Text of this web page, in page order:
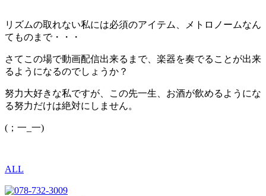
リズムの取れない私には必須のアイテム、メトロノームなん
てものまで・・・
さてこの場で動画配信出来るまで、楽器を奏でることが出来
るようになるのでしょうか？
努力大好きな私ですが、この先一生、お酒が飲めるようにな
る努力だけは絶対にしません。
(；一_一)
ALL